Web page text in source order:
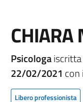
CHIARA
Psicologa
22/02/2021 con
Libero professionista